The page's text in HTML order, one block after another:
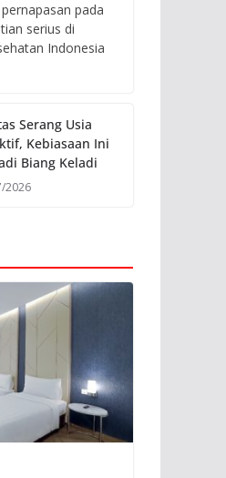
pada
serius di
Indonesia
Serang Usia
Kebiasaan Ini
Biang Keladi
2026